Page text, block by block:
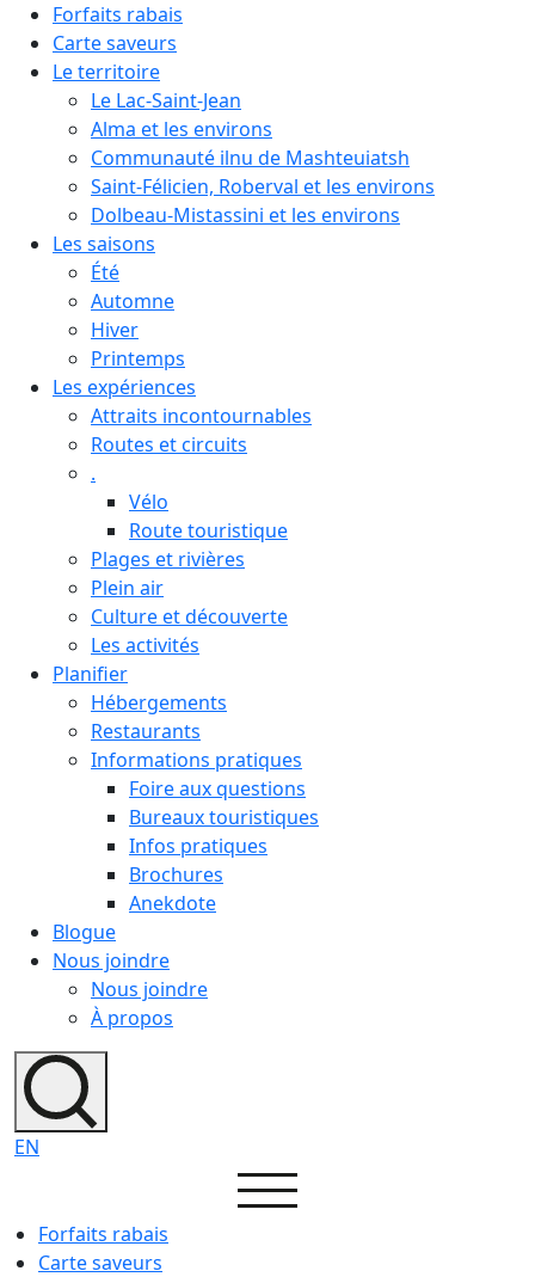
Forfaits rabais
Carte saveurs
Le territoire
Le Lac-Saint-Jean
Alma et les environs
Communauté ilnu de Mashteuiatsh
Saint-Félicien, Roberval et les environs
Dolbeau-Mistassini et les environs
Les saisons
Été
Automne
Hiver
Printemps
Les expériences
Attraits incontournables
Routes et circuits
.
Vélo
Route touristique
Plages et rivières
Plein air
Culture et découverte
Les activités
Planifier
Hébergements
Restaurants
Informations pratiques
Foire aux questions
Bureaux touristiques
Infos pratiques
Brochures
Anekdote
Blogue
Nous joindre
Nous joindre
À propos
EN
Forfaits rabais
Carte saveurs